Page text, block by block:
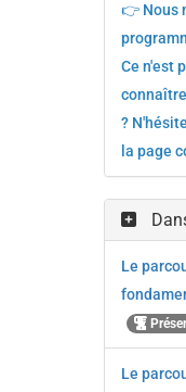
👉 Nous
Ce n'est
?
la page
Le
Le